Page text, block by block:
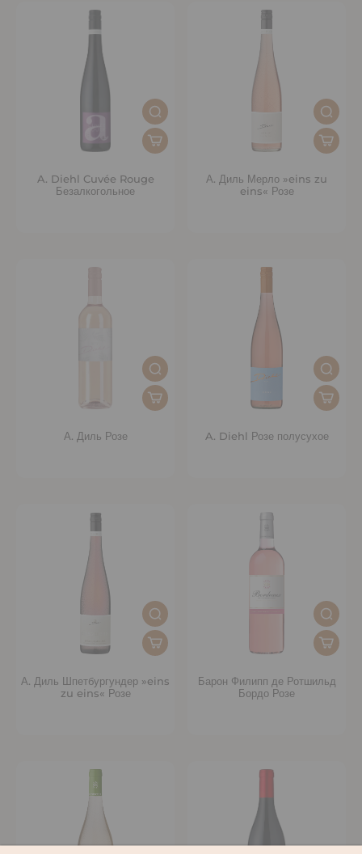
A. Diehl Cuvée Rouge
Безалкогольное
А. Диль Мерло »eins zu
eins« Розе
А. Диль Розе A. Diehl Розе полусухое
А. Диль Шпетбургундер »eins
zu eins« Розе
Барон Филипп де Ротшильд
Бордо Розе